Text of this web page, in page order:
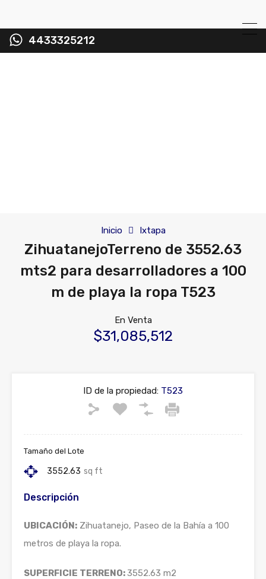
4433325212
Inicio Ixtapa
ZihuatanejoTerreno de 3552.63
mts2 para desarrolladores a 100
m de playa la ropa T523
En Venta
$31,085,512
ID de la propiedad: T523
Tamaño del Lote
3552.63 sq ft
Descripción
UBICACIÓN: Zihuatanejo, Paseo de la Bahía a 100
metros de playa la ropa.
SUPERFICIE TERRENO:3552.63 m2